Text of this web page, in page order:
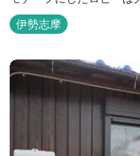
す。客室棟にある中庭も
しており、ホテル内を散
ペインの雰囲気が溢れた
クタールーム、最大6名
伊勢志摩